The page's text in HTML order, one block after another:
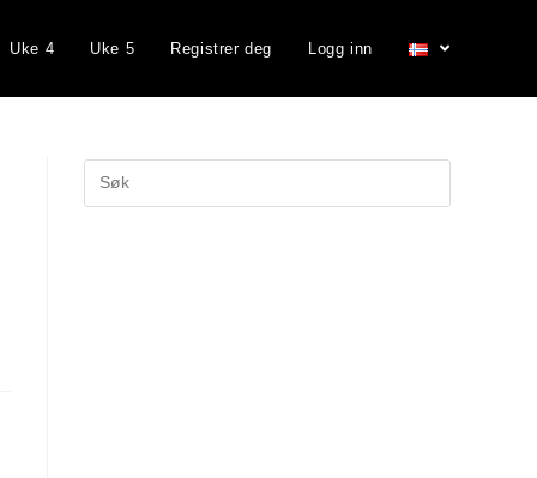
Uke 4 Uke 5 Registrer deg Logg inn